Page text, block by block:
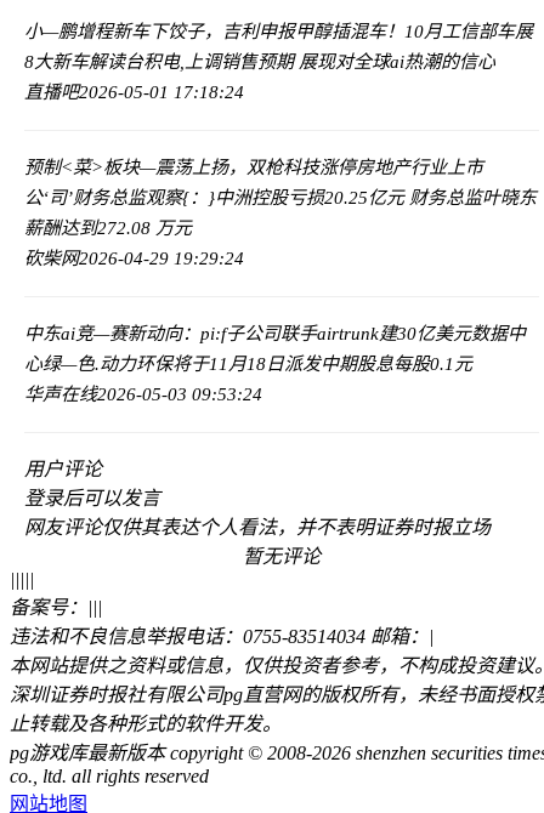
小—鹏增程新车下饺子，吉利申报甲醇插混车！10月工信部车展
8大新车解读台积电,上调销售预期 展现对全球ai热潮的信心
直播吧2026-05-01 17:18:24
预制<菜>板块—震荡上扬，双枪科技涨停房地产行业上市
公‘司’财务总监观察{：}中洲控股亏损20.25亿元 财务总监叶晓东
薪酬达到272.08 万元
砍柴网2026-04-29 19:29:24
中东ai竞—赛新动向：pi:f子公司联手airtrunk建30亿美元数据中
心绿—色.动力环保将于11月18日派发中期股息每股0.1元
华声在线2026-05-03 09:53:24
用户评论
登录后可以发言
网友评论仅供其表达个人看法，并不表明证券时报立场
暂无评论
|||||
备案号： |||
违法和不良信息举报电话：0755-83514034 邮箱： |
本网站提供之资料或信息，仅供投资者参考，不构成投资建议
深圳证券时报社有限公司pg直营网的版权所有，未经书面授权
止转载及各种形式的软件开发。
pg游戏库最新版本 copyright © 2008-2026 shenzhen securities
co., ltd. all rights reserved
网站地图